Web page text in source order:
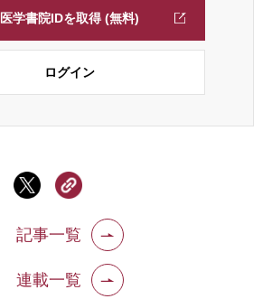
医学書院IDを取得 (無料)
ログイン
記事一覧
連載一覧